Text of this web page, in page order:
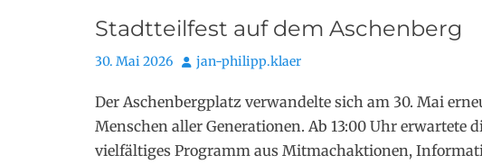
Stadtteilfest auf dem Aschenberg
Posted
30. Mai 2026 Autor
jan-philipp.klaer
Der Aschenbergplatz verwandelte sich am 30. Mai
Menschen aller Generationen. Ab 13:00 Uhr erwartete
vielfältiges Programm aus Mitmachaktionen,